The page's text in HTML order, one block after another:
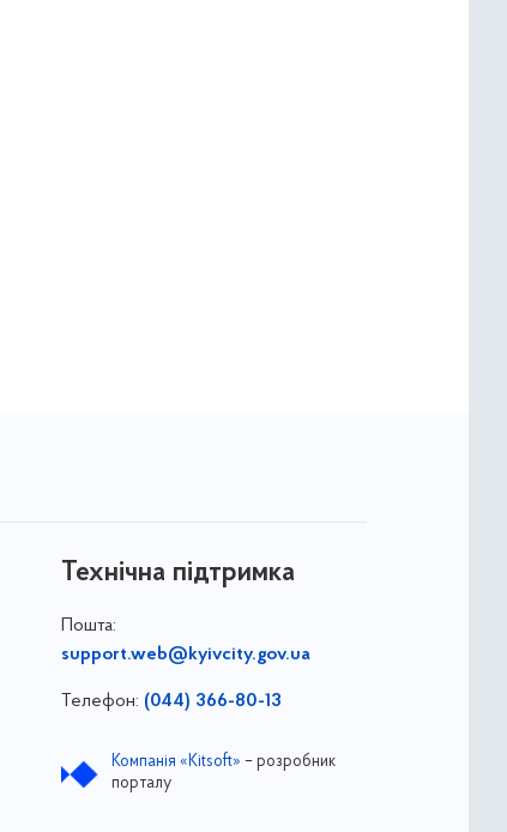
Технічна підтримка
Пошта:
support.web@kyivcity.gov.ua
Телефон: (044) 366-80-13
Компанія «Kitsoft» – розробник
порталу